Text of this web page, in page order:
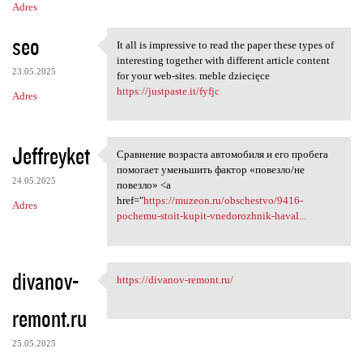
Adres
seo
23.05.2025
Adres
It all is impressive to read
It all is impressive to read the paper these types of
interesting together with different article content
for your web-sites. meble dziecięce
https://justpaste.it/fyfjc
Jeffreyket
24.05.2025
Adres
Сравнение возраста автомобиля
Сравнение возраста автомобиля и его пробега
помогает уменьшить фактор «повезло/не
повезло» <a
href="https://muzeon.ru/obschestvo/9416-
pochemu-stoit-kupit-vnedorozhnik-haval...
divanov-
remont.ru
25.05.2025
https://divanov-remont.ru/
https://divanov-remont.ru/